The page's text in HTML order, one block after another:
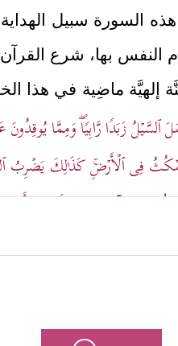
السورة سبيل
النفس بها، شرع
إلهيَّة ماضِية في هذا
زَبَدࣰا رَّابِیࣰاۖ وَمِمَّا یُوقِدُونَ
فِی ٱلۡأَرۡضِۚ كَذَ ٰ⁠لِكَ یَضۡرِبُ
مَن یَشَاۤءُ وَیَهۡدِیۤ إِلَیۡهِ مَنۡ
التي قادَتْهم إلى